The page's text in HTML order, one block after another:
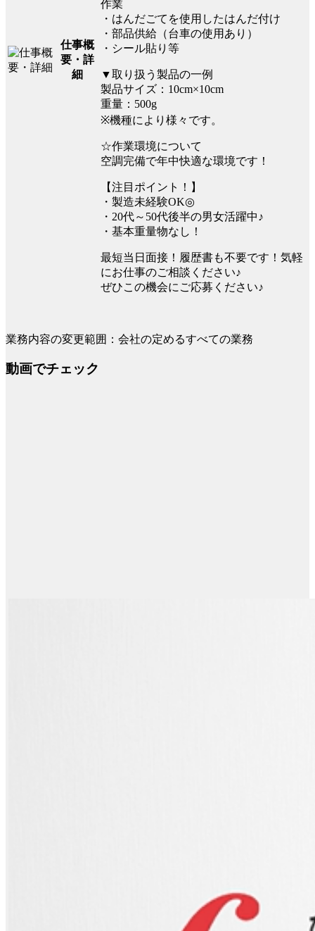
仕事概
要・詳
細
作業
・はんだごてを使用したはんだ付け
・部品供給（台車の使用あり）
・シール貼り等
▼取り扱う製品の一例
製品サイズ：10cm×10cm
重量：500g
※機種により様々です。
☆作業環境について
空調完備で年中快適な環境です！
【注目ポイント！】
・製造未経験OK◎
・20代～50代後半の男女活躍中♪
・基本重量物なし！
最短当日面接！履歴書も不要です！気軽
にお仕事のご相談ください♪
ぜひこの機会にご応募ください♪
業務内容の変更範囲：会社の定めるすべての業務
動画でチェック